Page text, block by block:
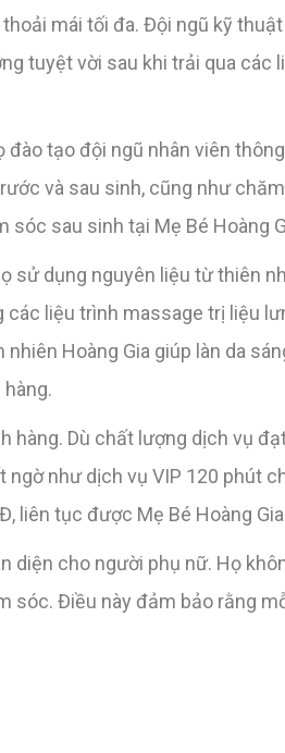
mái tối đa. Đội ngũ kỹ
tuyệt vời sau khi trải qua các
tạo đội ngũ nhân viên
và sau sinh, cũng như
sau sinh tại Mẹ Bé Hoàng
sử dụng nguyên liệu từ thiên
liệu trình massage trị liệu
Hoàng Gia giúp làn da
hàng. Dù chất lượng dịch vụ
như dịch vụ VIP 120 phút
liên tục được Mẹ Bé Hoàng
diện cho người phụ nữ. Họ
sóc. Điều này đảm bảo rằng